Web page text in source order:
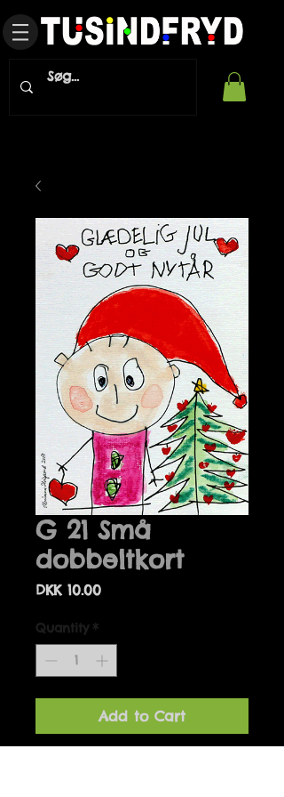
G 21 Små
dobbeltkort
DKK 10.00Price
Quantity *
Add to Cart